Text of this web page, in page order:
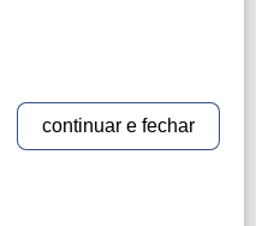
continuar e fechar